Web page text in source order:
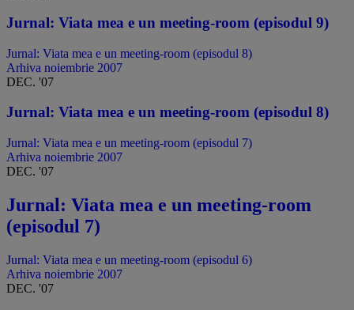
Jurnal: Viata mea e un meeting-room (episodul 9)
Jurnal: Viata mea e un meeting-room (episodul 8)
Arhiva noiembrie 2007
DEC. '07
Jurnal: Viata mea e un meeting-room (episodul 8)
Jurnal: Viata mea e un meeting-room (episodul 7)
Arhiva noiembrie 2007
DEC. '07
Jurnal: Viata mea e un meeting-room
(episodul 7)
Jurnal: Viata mea e un meeting-room (episodul 6)
Arhiva noiembrie 2007
DEC. '07